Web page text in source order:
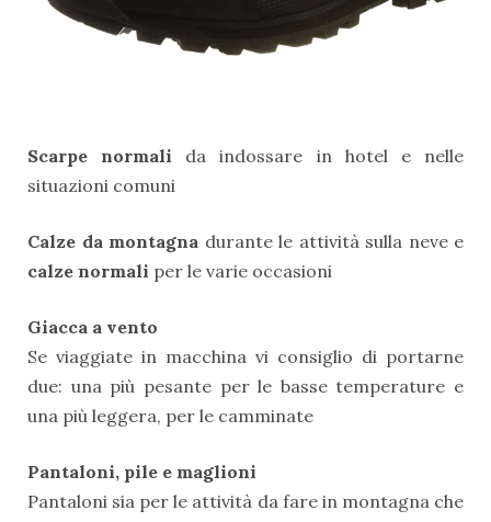
Scarpe normali da indossare in hotel e nelle
situazioni comuni
Calze da montagna durante le attività sulla neve e
calze normali per le varie occasioni
Giacca a vento
Se viaggiate in macchina vi consiglio di portarne
due: una più pesante per le basse temperature e
una più leggera, per le camminate
Pantaloni, pile e maglioni
Pantaloni sia per le attività da fare in montagna che